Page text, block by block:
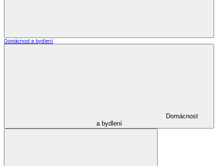
Domácnost a bydlení
Domácnost
a bydlení